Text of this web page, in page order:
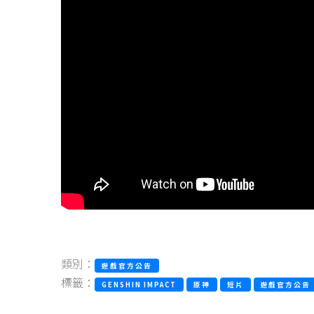
類別： 遊戲官方公告
標籤： GENSHIN IMPACT 原神 短片 遊戲官方公告